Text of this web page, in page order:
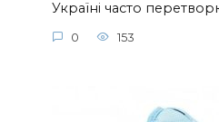
Україні часто
0 153